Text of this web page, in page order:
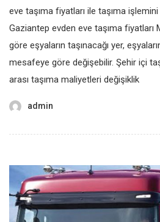
eve taşıma fiyatları ile taşıma
Gaziantep evden eve taşıma fiyatları
göre eşyaların taşınacağı yer,
mesafeye göre değişebilir. Şehir içi
arası taşıma maliyetleri değişiklik
admin